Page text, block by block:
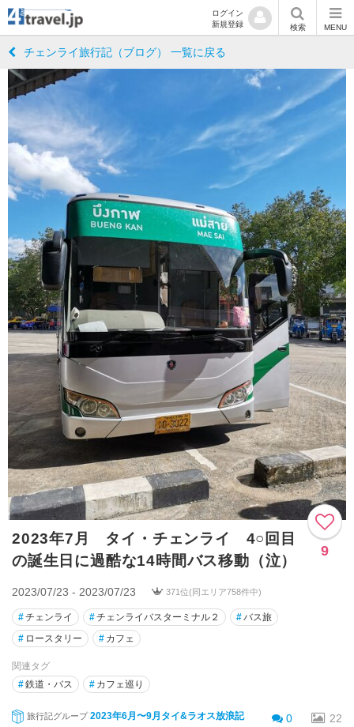
ログイン
新規登録
検索 MENU
チェンライ旅行記（ブログ） 一覧に戻る
2023年7月 タイ・チェンライ 4○回目
の誕生日に過酷な14時間バス移動（泣）
9
2023/07/23 - 2023/07/23 371位(同エリア758件中)
#チェンライ #チェンライバスターミナル２ #バス旅
# ロースタリー # カフェ
関連タグ
#鉄道・バス # カフェ巡り
旅行記グループ 2023年6月〜9月タイ&ラオス放浪記 0 22